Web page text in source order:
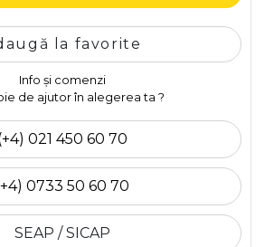
la favorite
Info și comenzi
de ajutor în alegerea ta ?
021 450 60 70
0733 50 60 70
SEAP / SICAP